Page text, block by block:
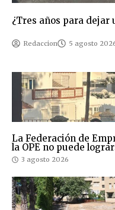
¿Tres años para dejar
Redaccion 5 agosto
La Federación de
la OPE no puede
3 agosto 2026